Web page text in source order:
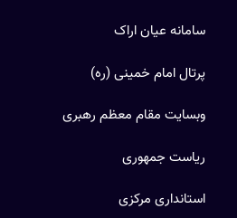
سامانه عیان اراک
پرتال امام خمینی (ره)
وبسایت مقام معظم رهبری
ریاست جمهوری
استانداری مرکزی